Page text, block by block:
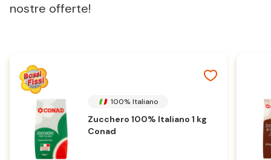
nostre offerte!
100% Italiano
Zucchero 100% Italiano 1 kg
Conad